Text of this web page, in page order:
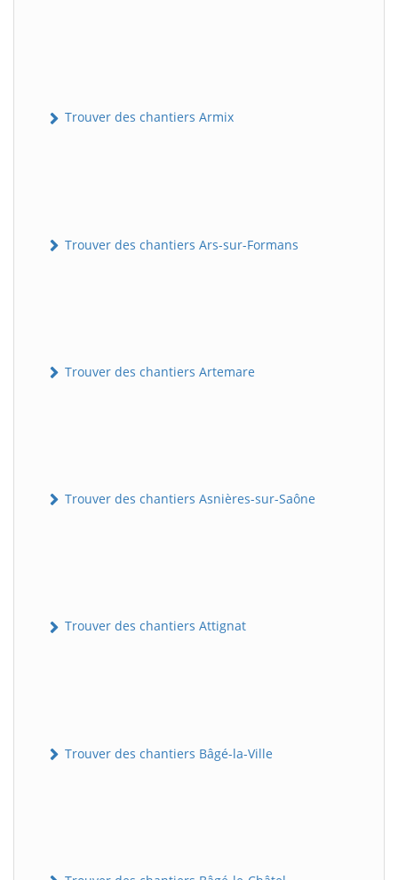
Trouver des chantiers Armix
Trouver des chantiers Ars-sur-Formans
Trouver des chantiers Artemare
Trouver des chantiers Asnières-sur-Saône
Trouver des chantiers Attignat
Trouver des chantiers Bâgé-la-Ville